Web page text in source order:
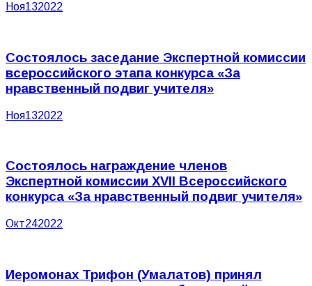
Ноя132022
Состоялось заседание Экспертной комиссии
всероссийского этапа конкурса «За
нравственный подвиг учителя»
Ноя132022
Состоялось награждение членов
Экспертной комиссии XVII Всероссийского
конкурса «За нравственный подвиг учителя»
Окт242022
Иеромонах Трифон (Умалатов) принял